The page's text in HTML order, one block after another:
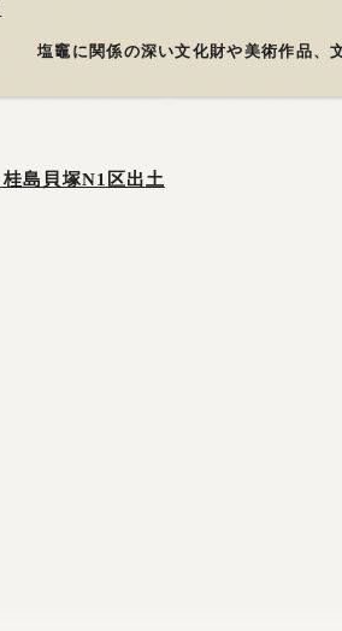
塩竈に関係の深い文化財や美術作品、
島貝塚N1区出土